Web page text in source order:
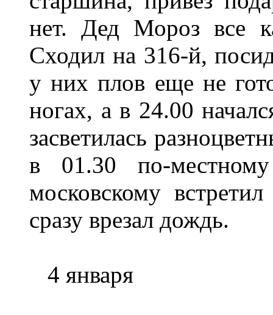
нет. Дед Мороз все
Сходил на 316-й,
у них плов еще не
ногах, а в 24.00
засветилась
в 01.30 по-
московскому
сразу врезал дождь.
4 января